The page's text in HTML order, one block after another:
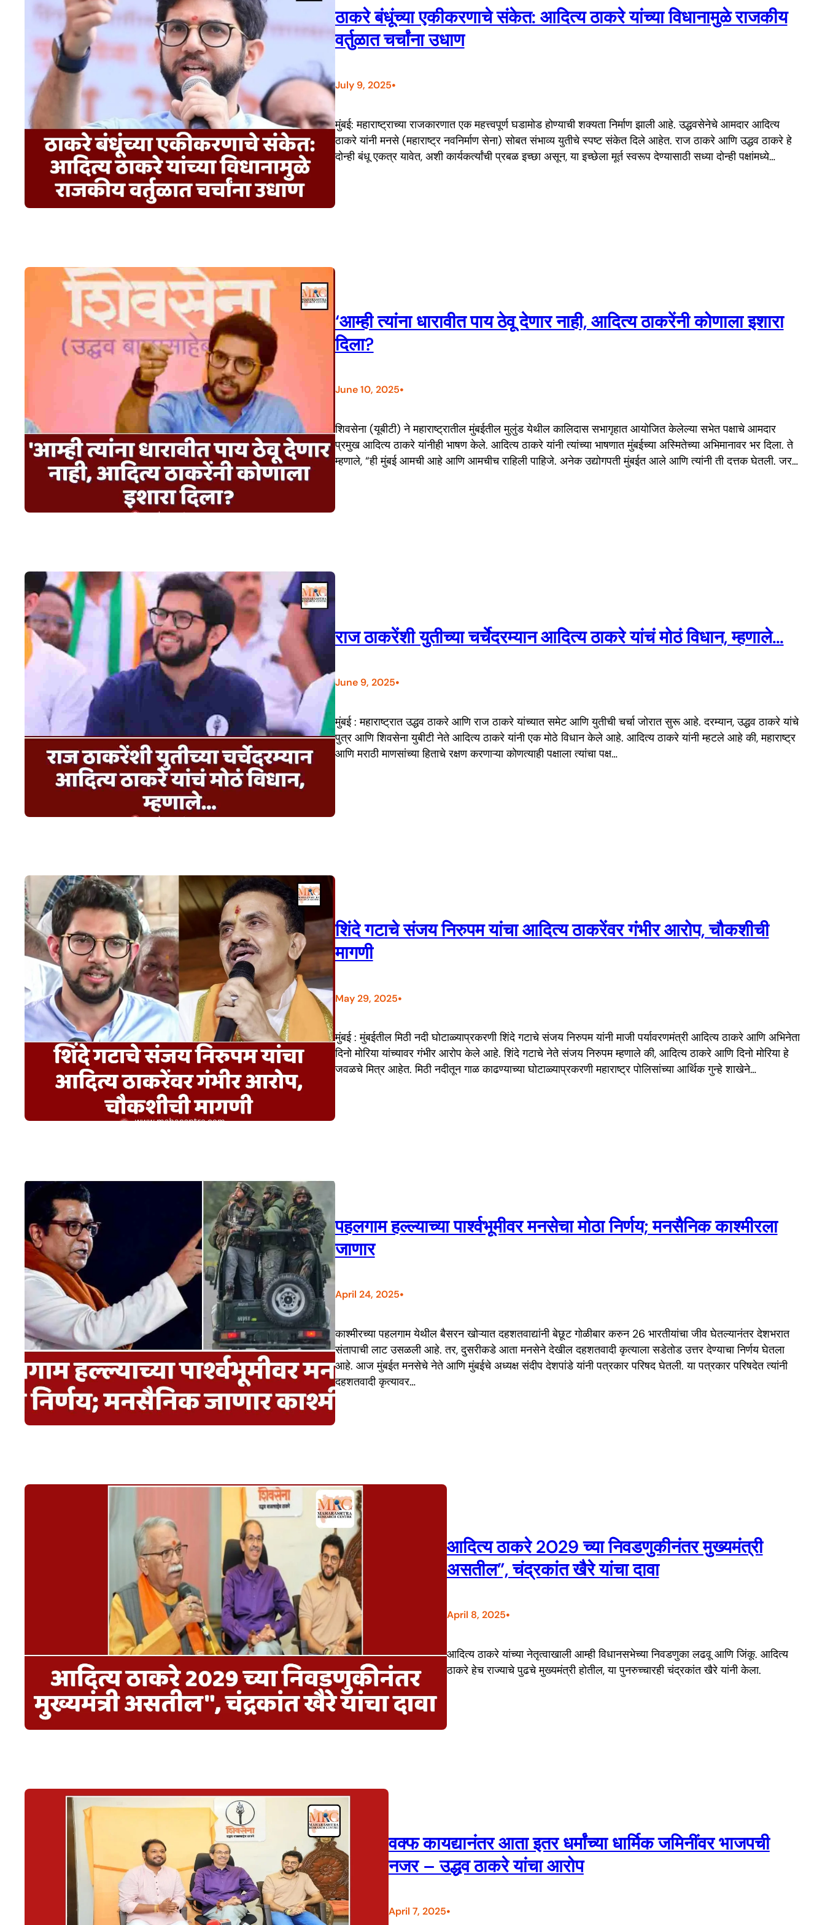
ठाकरे बंधूंच्या एकीकरणाचे संकेत: आदित्य ठाकरे यांच्या विधानामुळे राजकीय
वर्तुळात चर्चांना उधाण
July 9, 2025•
मुंबई: महाराष्ट्राच्या राजकारणात एक महत्त्वपूर्ण घडामोड होण्याची शक्यता निर्माण झाली आहे. उद्धवसेनेचे आमदार आदित्य
ठाकरे यांनी मनसे (महाराष्ट्र नवनिर्माण सेना) सोबत संभाव्य युतीचे स्पष्ट संकेत दिले आहेत. राज ठाकरे आणि उद्धव ठाकरे हे
दोन्ही बंधू एकत्र यावेत, अशी कार्यकर्त्यांची प्रबळ इच्छा असून, या इच्छेला मूर्त स्वरूप देण्यासाठी सध्या दोन्ही पक्षांमध्ये…
‘आम्ही त्यांना धारावीत पाय ठेवू देणार नाही, आदित्य ठाकरेंनी कोणाला इशारा
दिला?
June 10, 2025•
शिवसेना (यूबीटी) ने महाराष्ट्रातील मुंबईतील मुलुंड येथील कालिदास सभागृहात आयोजित केलेल्या सभेत पक्षाचे आमदार
प्रमुख आदित्य ठाकरे यांनीही भाषण केले. आदित्य ठाकरे यांनी त्यांच्या भाषणात मुंबईच्या अस्मितेच्या अभिमानावर भर दिला. ते
म्हणाले, “ही मुंबई आमची आहे आणि आमचीच राहिली पाहिजे. अनेक उद्योगपती मुंबईत आले आणि त्यांनी ती दत्तक घेतली. जर…
राज ठाकरेंशी युतीच्या चर्चेदरम्यान आदित्य ठाकरे यांचं मोठं विधान, म्हणाले…
June 9, 2025•
मुंबई : महाराष्ट्रात उद्धव ठाकरे आणि राज ठाकरे यांच्यात समेट आणि युतीची चर्चा जोरात सुरू आहे. दरम्यान, उद्धव ठाकरे यांचे
पुत्र आणि शिवसेना युबीटी नेते आदित्य ठाकरे यांनी एक मोठे विधान केले आहे. आदित्य ठाकरे यांनी म्हटले आहे की, महाराष्ट्र
आणि मराठी माणसांच्या हिताचे रक्षण करणाऱ्या कोणत्याही पक्षाला त्यांचा पक्ष…
शिंदे गटाचे संजय निरुपम यांचा आदित्य ठाकरेंवर गंभीर आरोप, चौकशीची
मागणी
May 29, 2025•
मुंबई : मुंबईतील मिठी नदी घोटाळ्याप्रकरणी शिंदे गटाचे संजय निरुपम यांनी माजी पर्यावरणमंत्री आदित्य ठाकरे आणि अभिनेता
दिनो मोरिया यांच्यावर गंभीर आरोप केले आहे. शिंदे गटाचे नेते संजय निरुपम म्हणाले की, आदित्य ठाकरे आणि दिनो मोरिया हे
जवळचे मित्र आहेत. मिठी नदीतून गाळ काढण्याच्या घोटाळ्याप्रकरणी महाराष्ट्र पोलिसांच्या आर्थिक गुन्हे शाखेने…
पहलगाम हल्ल्याच्या पार्श्वभूमीवर मनसेचा मोठा निर्णय; मनसैनिक काश्मीरला
जाणार
April 24, 2025•
काश्मीरच्या पहलगाम येथील बैसरन खोऱ्यात दहशतवाद्यांनी बेछूट गोळीबार करुन 26 भारतीयांचा जीव घेतल्यानंतर देशभरात
संतापाची लाट उसळली आहे. तर, दुसरीकडे आता मनसेने देखील दहशतवादी कृत्याला सडेतोड उत्तर देण्याचा निर्णय घेतला
आहे. आज मुंबईत मनसेचे नेते आणि मुंबईचे अध्यक्ष संदीप देशपांडे यांनी पत्रकार परिषद घेतली. या पत्रकार परिषदेत त्यांनी
दहशतवादी कृत्यावर…
आदित्य ठाकरे 2029 च्या निवडणुकीनंतर मुख्यमंत्री
असतील”, चंद्रकांत खैरे यांचा दावा
April 8, 2025•
आदित्य ठाकरे यांच्या नेतृत्वाखाली आम्ही विधानसभेच्या निवडणुका लढवू आणि जिंकू. आदित्य
ठाकरे हेच राज्याचे पुढचे मुख्यमंत्री होतील, या पुनरुच्चारही चंद्रकांत खैरे यांनी केला.
वक्फ कायद्यानंतर आता इतर धर्मांच्या धार्मिक जमिनींवर भाजपची
नजर – उद्धव ठाकरे यांचा आरोप
April 7, 2025•